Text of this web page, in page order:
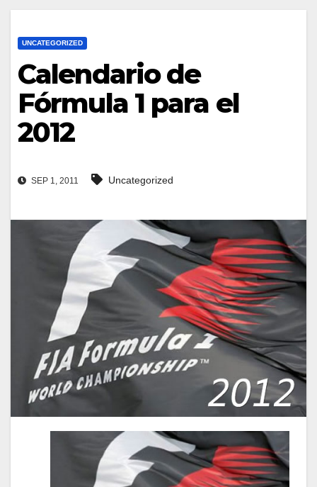
UNCATEGORIZED
Calendario de
Fórmula 1 para el
2012
SEP 1, 2011 Uncategorized